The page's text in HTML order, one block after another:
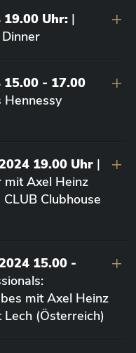
19.00 Uhr: |
15.00 - 17.00
Hennessy
19.00 Uhr |
mit Axel Heinz
Clubhouse
15.00 -
mit Axel Heinz
Lech (Österreich)